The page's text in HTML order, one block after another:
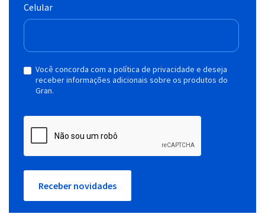
Celular
Você concorda com a política de privacidade e deseja
receber informações adicionais sobre os produtos do
Gran.
Receber novidades